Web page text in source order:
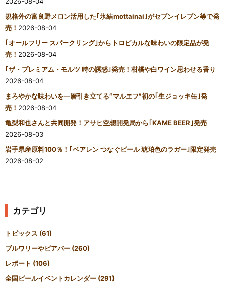
規格外の富良野メロン活用した｢氷結mottainai｣がセブンイレブン等で発
売！ 2026-08-04
｢オールフリー スパークリング｣からトロピカルな味わいの限定品が発
売！ 2026-08-04
｢ザ・プレミアム・モルツ 時の誘惑｣発売！柑橘や白ワイン思わせる香り
2026-08-04
まろやかな味わいを一層引き立てる“マルエフ”初の｢生ジョッキ缶｣発
売！ 2026-08-04
亀梨和也さんと共同開発！アサヒ空想開発局から｢KAME BEER｣発売
2026-08-03
岩手県産原料100％！｢ベアレン つなぐビール 琥珀色のラガー｣限定発売
2026-08-02
カテゴリ
トピックス (61)
ブルワリーやビアバー (260)
レポート (106)
全国ビールイベントカレンダー (291)